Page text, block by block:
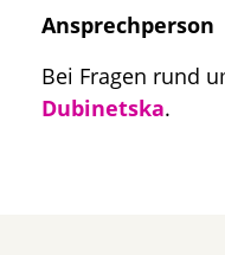
Ansprechperson
Bei Fragen rund
Dubinetska.